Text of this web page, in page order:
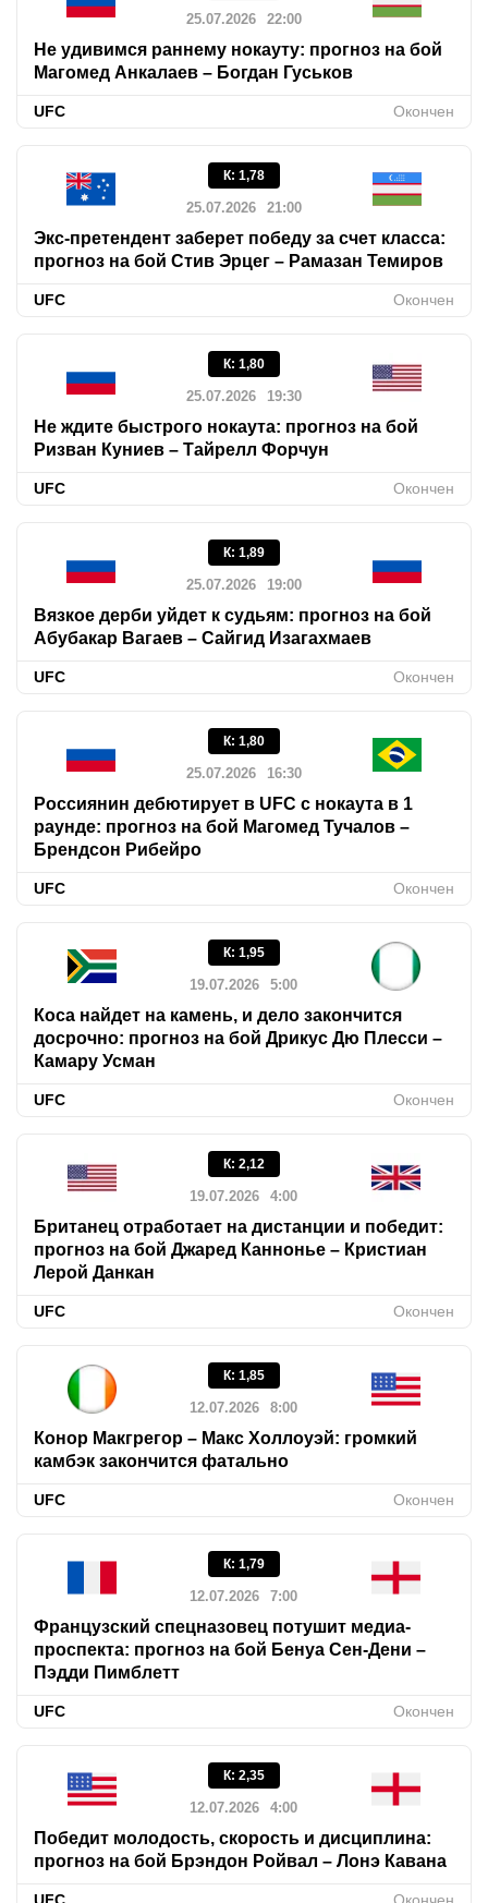
25.07.2026 22:00
Не удивимся раннему нокауту: прогноз на бой
Магомед Анкалаев – Богдан Гуськов
UFC Окончен
К: 1,78
25.07.2026 21:00
Экс-претендент заберет победу за счет класса:
прогноз на бой Стив Эрцег – Рамазан Темиров
UFC Окончен
К: 1,80
25.07.2026 19:30
Не ждите быстрого нокаута: прогноз на бой
Ризван Куниев – Тайрелл Форчун
UFC Окончен
К: 1,89
25.07.2026 19:00
Вязкое дерби уйдет к судьям: прогноз на бой
Абубакар Вагаев – Сайгид Изагахмаев
UFC Окончен
К: 1,80
25.07.2026 16:30
Россиянин дебютирует в UFC с нокаута в 1
раунде: прогноз на бой Магомед Тучалов –
Брендсон Рибейро
UFC Окончен
К: 1,95
19.07.2026 5:00
Коса найдет на камень, и дело закончится
досрочно: прогноз на бой Дрикус Дю Плесси –
Камару Усман
UFC Окончен
К: 2,12
19.07.2026 4:00
Британец отработает на дистанции и победит:
прогноз на бой Джаред Каннонье – Кристиан
Лерой Данкан
UFC Окончен
К: 1,85
12.07.2026 8:00
Конор Макгрегор – Макс Холлоуэй: громкий
камбэк закончится фатально
UFC Окончен
К: 1,79
12.07.2026 7:00
Французский спецназовец потушит медиа-
проспекта: прогноз на бой Бенуа Сен-Дени –
Пэдди Пимблетт
UFC Окончен
К: 2,35
12.07.2026 4:00
Победит молодость, скорость и дисциплина:
прогноз на бой Брэндон Ройвал – Лонэ Кавана